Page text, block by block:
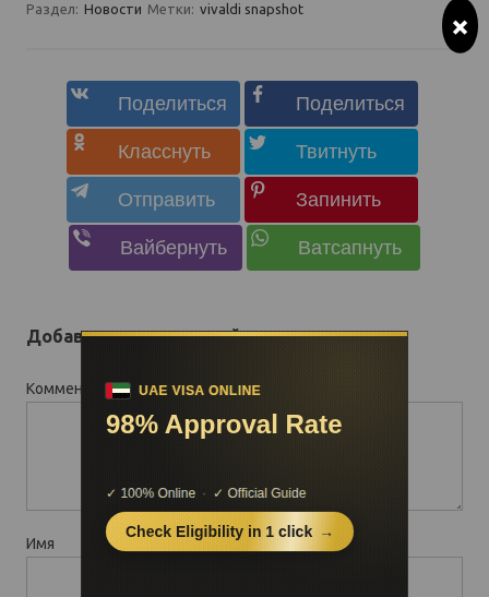
×
Раздел: Новости Метки: vivaldi snapshot
Добавить комментарий
Комментарий*
Имя